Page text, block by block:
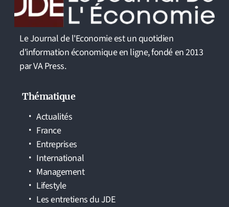
Le Journal de l'Economie est un quotidien
d'information économique en ligne, fondé en 2013
par VA Press.
Thématique
Actualités
France
Entreprises
International
Management
Lifestyle
Les entretiens du JDE